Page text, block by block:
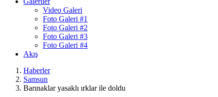
Video Galeri
Foto Galeri #1
Foto Galeri #2
Foto Galeri #3
Foto Galeri #4
Akış
Haberler
Samsun
Barınaklar yasaklı ırklar ile doldu